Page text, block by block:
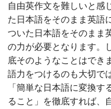
自由英作文を難しいと感
た日本語をそのまま英語
ついた日本語をそのまま
の力が必要となります。
底そのようなことはでき
語力をつけるのも大切で
「簡単な日本語に変換す
ること」を徹底すれば、